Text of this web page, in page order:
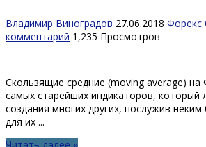
Владимир Виноградов 27.06.2018 Форекс
комментарий 1,235 Просмотров
Скользящие средние (moving average) на
самых старейших индикаторов, который
создания многих других, послужив
для их ...